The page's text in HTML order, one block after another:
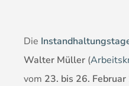
Die
Walter Müller (
vom 23. bis 26.